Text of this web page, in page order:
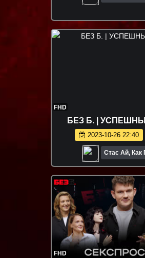
FHD
БЕЗ Б. |
2023-10-26 22:40
Стас Ай, Как
FHD